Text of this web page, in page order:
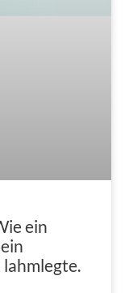
ein